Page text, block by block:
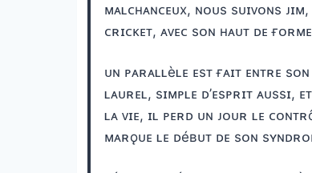
ᴍᴀʟᴄʜᴀɴᴄᴇᴜx, ɴᴏᴜs sᴜɪᴠᴏɴs
ᴄʀɪᴄᴋᴇᴛ, ᴀᴠᴇᴄ sᴏɴ ʜᴀᴜᴛ ᴅᴇ
ᴜɴ ᴘᴀʀᴀʟʟèʟᴇ ᴇsᴛ ғᴀɪᴛ ᴇɴᴛʀᴇ
ʟᴀᴜʀᴇʟ, sɪᴍᴘʟᴇ ᴅ’ᴇsᴘʀɪᴛ ᴀᴜssɪ,
ʟᴀ ᴠɪᴇ, ɪʟ ᴘᴇʀᴅ ᴜɴ ᴊᴏᴜʀ ʟᴇ
ᴍᴀʀǫᴜᴇ ʟᴇ ᴅéʙᴜᴛ ᴅᴇ sᴏɴ